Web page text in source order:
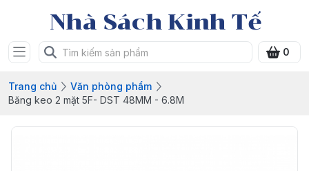
Nhà Sách Kinh Tế
0
Trang chủ
Văn phòng phẩm
Băng keo 2 mặt 5F- DST 48MM - 6.8M